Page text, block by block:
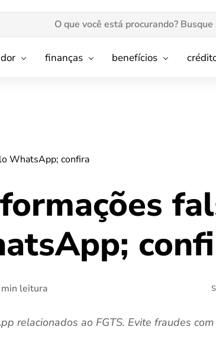
finanças benefícios
WhatsApp; confira
leitura
relacionados ao FGTS. Evite fraudes